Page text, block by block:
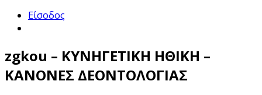
Είσοδος
zgkou – ΚΥΝΗΓΕΤΙΚΗ ΗΘΙΚΗ –
ΚΑΝΟΝΕΣ ΔΕΟΝΤΟΛΟΓΙΑΣ